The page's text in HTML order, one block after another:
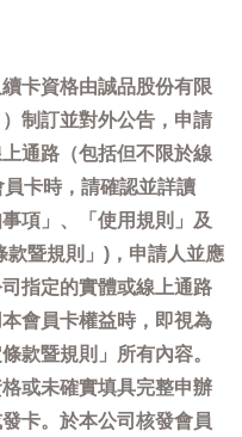
卡資格由誠品股份有限
制訂並對外公告，申請
通路（包括但不限於線
員卡時，請確認並詳讀
項」、「使用規則」及
款暨規則」)，申請人並應
指定的實體或線上通路
會員卡權益時，即視為
款暨規則」所有內容。
或未確實填具完整申辦
卡。於本公司核發會員